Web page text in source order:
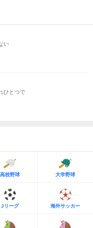
い
ひとつで
高校野球 大学野球
Jリーグ 海外サッカー